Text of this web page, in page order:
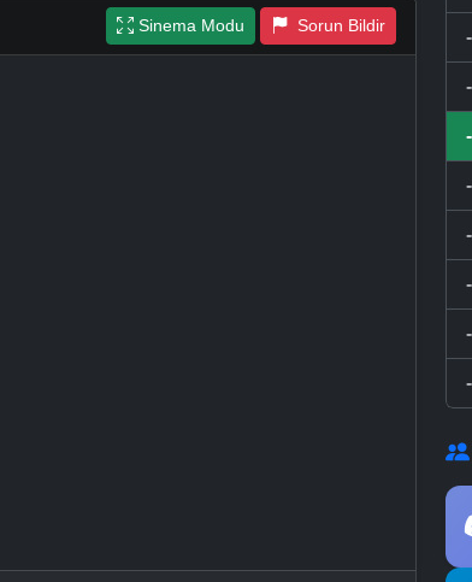
Sinema Modu Sorun Bildir